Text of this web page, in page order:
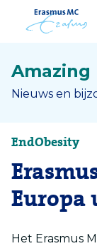
Amazing
Nieuws en
EndObesity
Europa
Het Erasmus